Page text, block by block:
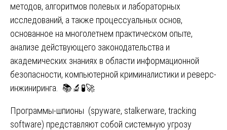
методов, алгоритмов полевых и лабораторных
исследований, а также процессуальных основ,
основанное на многолетнем практическом опыте,
анализе действующего законодательства и
академических знаниях в области информационной
безопасности, компьютерной криминалистики и реверс-
инжиниринга. 📚🔬🧪🚀
Программы-шпионы (spyware, stalkerware, tracking
software) представляют собой системную угрозу